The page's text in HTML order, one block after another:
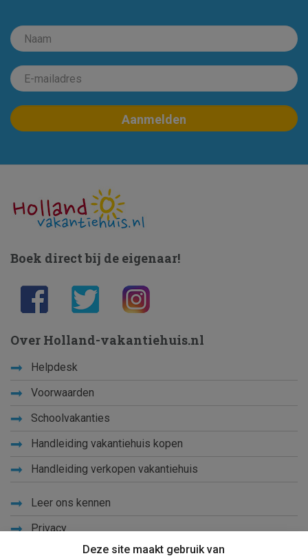
Deze site maakt gebruik van
Boek direct bij de eigenaar!
Over Holland-vakantiehuis.nl
Helpdesk
Voorwaarden
Schoolvakanties
Handleiding vakantiehuis kopen
Handleiding verkopen vakantiehuis
Leer ons kennen
Privacy